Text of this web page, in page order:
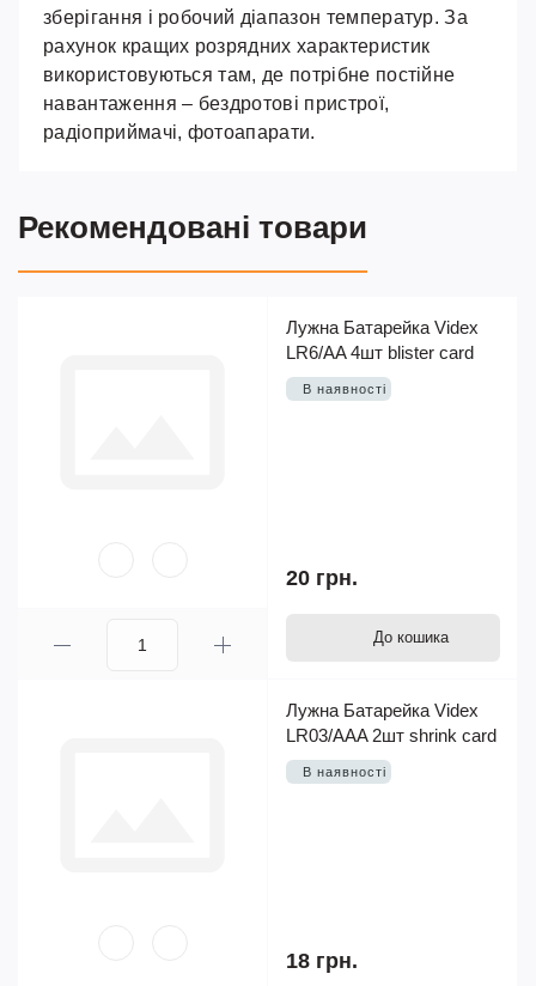
зберігання і робочий діапазон температур. За
рахунок кращих розрядних характеристик
використовуються там, де потрібне постійне
навантаження – бездротові пристрої,
радіоприймачі, фотоапарати.
Рекомендовані товари
Лужна Батарейка Videx
LR6/AA 4шт blister card
В наявності
20 грн.
До кошика
Лужна Батарейка Videx
LR03/AAA 2шт shrink card
В наявності
18 грн.